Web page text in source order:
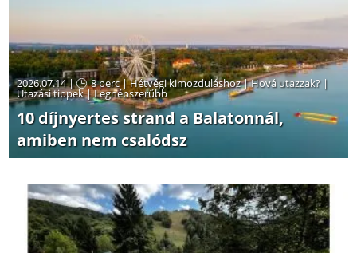
2026.07.14 | 8 perc|Hétvégi kimozduláshoz|Hová utazzak? |
Utazási tippek|Legnépszerűbb
10 díjnyertes strand a Balatonnál,
amiben nem csalódsz